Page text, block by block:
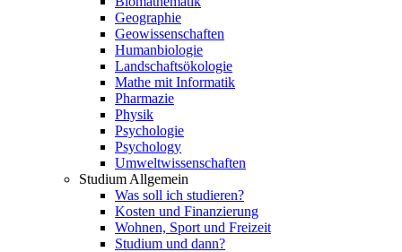
Geographie
Geowissenschaften
Humanbiologie
Landschaftsökologie
Mathe mit Informatik
Pharmazie
Physik
Psychologie
Psychology
Umweltwissenschaften
Studium Allgemein
Was soll ich studieren?
Kosten und Finanzierung
Wohnen, Sport und Freizeit
Studium und dann?